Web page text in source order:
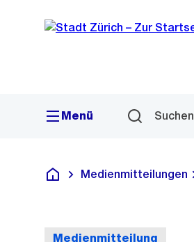
Navigation
Sprunglink
Menü Suchen
Deutsch
Medienmitteilungen
Medienmitteilung